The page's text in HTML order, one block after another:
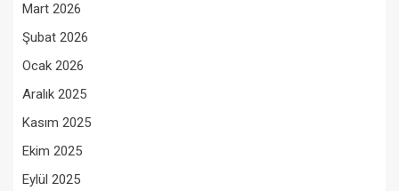
Mart 2026
Şubat 2026
Ocak 2026
Aralık 2025
Kasım 2025
Ekim 2025
Eylül 2025